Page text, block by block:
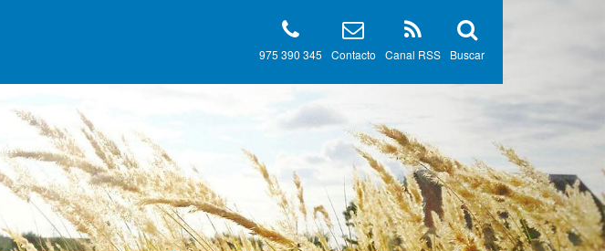
Buscar
Canal RSS
Contacto
975 390 345